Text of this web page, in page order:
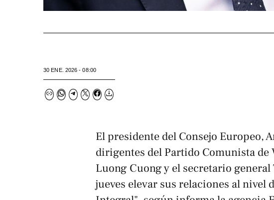
30 ENE. 2026 - 08:00
El presidente del Consejo Europeo,
dirigentes del Partido Comunista
Luong Cuong y el secretario
jueves elevar sus relaciones al nivel